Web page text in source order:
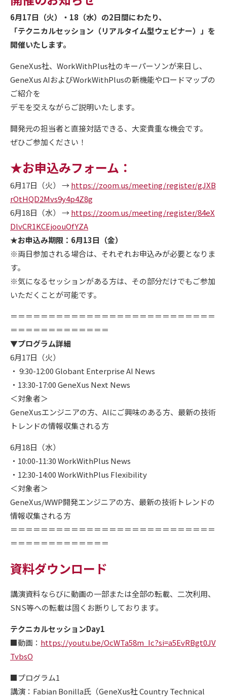
6月17日（火）・18（水）の2日間にわたり、
「テクニカルセッション（リアルタイム型ウェビナー）」を
開催いたします。
GeneXus社、WorkWithPlus社のキーパーソンが来日し、
GeneXus AIおよびWorkWithPlusの新機能やロードマップの
ご紹介を
デモを交えながらご説明いたします。
開発元の担当者と直接対話できる、大変貴重な機会です。
ぜひご参加ください！
★お申込みフォーム：
6月17日（火） →https://zoom.us/meeting/register/gJXB
rOtHQD2Mvs9y4p4Z8g
6月18日（水） →https://zoom.us/meeting/register/84eX
DlvCR1KCEjoouOfYZA
★お申込み期限：6月13日（金）
※両日参加される場合は、それぞれお申込みが必要となりま
す。
※気になるセッションがある方は、その部分だけでもご参加
いただくことが可能です。
＝＝＝＝＝＝＝＝＝＝＝＝＝＝＝＝＝＝＝＝＝＝＝＝＝＝＝
＝＝＝＝＝＝＝＝＝＝＝＝＝
▼プログラム詳細
6月17日（火）
・ 9:30-12:00 Globant Enterprise AI News
・13:30-17:00 GeneXus Next News
＜対象者＞
GeneXusエンジニアの方、AIにご興味のある方、最新の技術
トレンドの情報収集される方
6月18日（水）
・10:00-11:30 WorkWithPlus News
・12:30-14:00 WorkWithPlus Flexibility
＜対象者＞
GeneXus/WWP開発エンジニアの方、最新の技術トレンドの
情報収集される方
＝＝＝＝＝＝＝＝＝＝＝＝＝＝＝＝＝＝＝＝＝＝＝＝＝＝＝
＝＝＝＝＝＝＝＝＝＝＝＝＝
資料ダウンロード
講演資料ならびに動画の一部または全部の転載、二次利用、
SNS等への転載は固くお断りしております。
テクニカルセッションDay1
■動画： https://youtu.be/OcWTa58m_Ic?si=a5EvRBgt0JV
TvbsO
■プログラム1
講演：Fabian Bonilla氏（GeneXus社 Country Technical